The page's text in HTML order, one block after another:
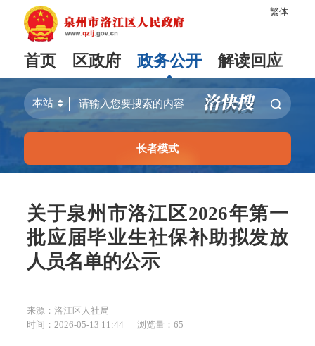
繁体
首页 区政府 政务公开 解读回应
长者模式
关于泉州市洛江区2026年第一
批应届毕业生社保补助拟发放
人员名单的公示
来源：洛江区人社局
时间：2026-05-13 11:44
浏览量： 65